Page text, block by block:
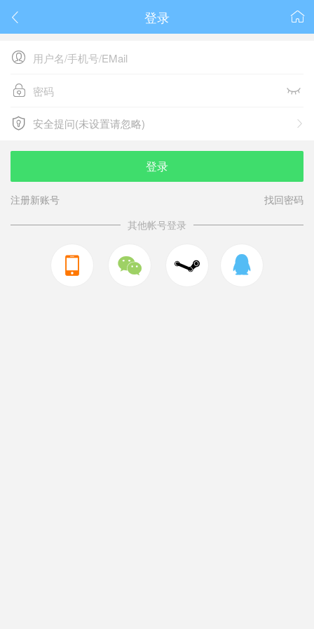
 
登录

 
 
安全提问(未设置请忽略)
安全提问(未设置请忽略)
登录
注册新账号
找回密码
其他帐号登录
  